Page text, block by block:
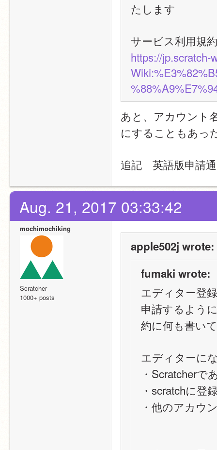
たします
サービス利用規
https://jp.scratch-
あと、アカウント
にすることもあっ
追記　英語版申請
Aug. 21, 2017 03:33:42
mochimochiking
Scratcher
1000+ posts
apple502j wrote:
fumaki wrote:
エディター登
申請するよう
約に何も書い
エディターに
・Scratcherで
・scratchに登
・他のアカウ